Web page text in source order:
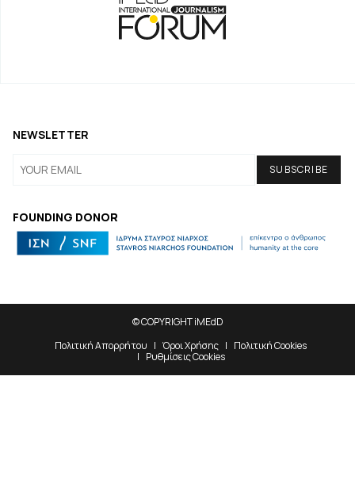
FOUNDING DONOR
NEWSLETTER
© COPYRIGHT iMEdD
Πολιτική Απορρήτου
Όροι Χρήσης
Πολιτική Cookies
Ρυθμίσεις Cookies